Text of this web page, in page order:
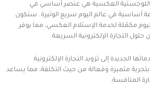
العكسية هي عنصر أساسي في
أساسية في عالم اليوم سريع الوتيرة. ستكون
مكمّلة لخدمة الإستلام العكسي، مما يوفر
التجارة الإلكترونية السريعة.
الجديدة إلى تزويد التجارة الإلكترونية
متميزة وفعالة من حيث التكلفة، مما يساعد
المنافسة.